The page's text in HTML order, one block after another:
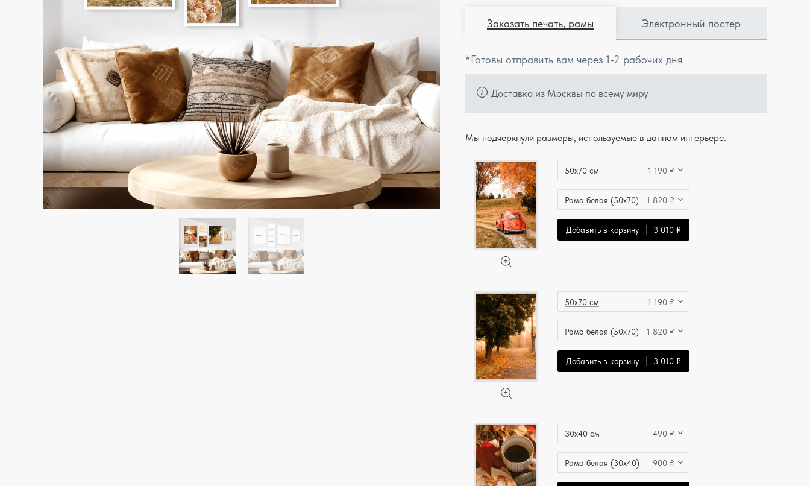
Заказать печать, рамы Электронный постер
*Готовы отправить вам через 1-2 рабочих дня
Доставка из Москвы по всему миру
Мы подчеркнули размеры, используемые в данном интерьере.
50x70 см 1 190 ₽
Рама белая (50x70) 1 820 ₽
Добавить в корзину 3 010 ₽
50x70 см 1 190 ₽
Рама белая (50x70) 1 820 ₽
Добавить в корзину 3 010 ₽
30x40 см 490 ₽
Рама белая (30x40) 900 ₽